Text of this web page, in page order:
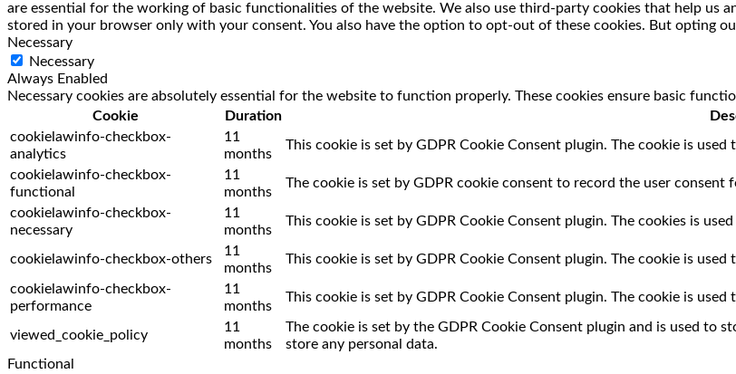
are essential for the working of basic functionalities of the website. We also use third-party cookies that help us
stored in your browser only with your consent. You also have the option to opt-out of these cookies. But opting
Necessary
Necessary
Always Enabled
Necessary cookies are absolutely essential for the website to function properly. These cookies ensure basic
Cookie
Duration
cookielawinfo-checkbox-
analytics
11
months
This cookie is set by GDPR Cookie Consent plugin. The cookie is
cookielawinfo-checkbox-
functional
11
months
The cookie is set by GDPR cookie consent to record the user consent
cookielawinfo-checkbox-
necessary
11
months
This cookie is set by GDPR Cookie Consent plugin. The cookies is
cookielawinfo-checkbox-others
11
months
This cookie is set by GDPR Cookie Consent plugin. The cookie is
cookielawinfo-checkbox-
performance
11
months
This cookie is set by GDPR Cookie Consent plugin. The cookie is
viewed_cookie_policy
11
months
The cookie is set by the GDPR Cookie Consent plugin and is used to
store any personal data.
Functional